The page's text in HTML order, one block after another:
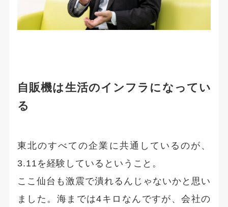
自販機は生活のインフラになってい
る
東北のすべての企業に共通しているのが、
3.11を経験しているということ。
ここ仙台も激震で潰れるんじゃないかと思い
ました。海までは4キロなんですが、会社の